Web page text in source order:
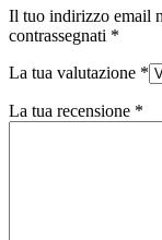
Il tuo indirizzo email
contrassegnati *
La tua valutazione *
La tua recensione *